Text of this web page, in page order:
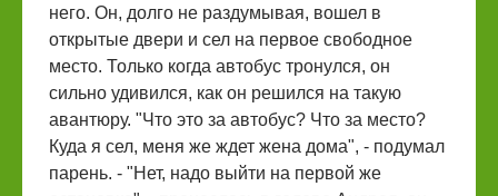
него. Он, долго не раздумывая, вошел в
открытые двери и сел на первое свободное
место. Только когда автобус тронулся, он
сильно удивился, как он решился на такую
авантюру. "Что это за автобус? Что за место?
Куда я сел, меня же ждет жена дома", - подумал
парень. - "Нет, надо выйти на первой же